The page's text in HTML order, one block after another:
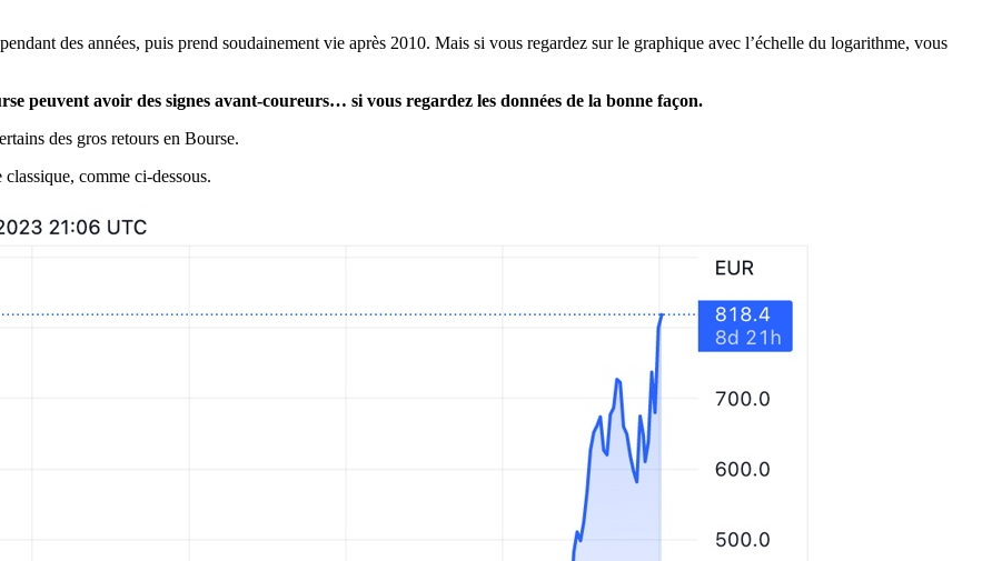
des années, puis prend soudainement vie après 2010. Mais si vous regardez sur le graphique avec l’échelle du logarithme, vous
peuvent avoir des signes avant-coureurs… si vous regardez les données de la bonne façon.
des gros retours en Bourse.
comme ci-dessous.